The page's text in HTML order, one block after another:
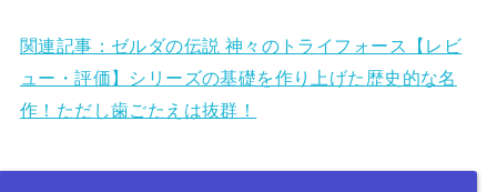
関連記事：ゼルダの伝説 神々のトライフォース【レビ
ュー・評価】シリーズの基礎を作り上げた歴史的な名
作！ただし歯ごたえは抜群！